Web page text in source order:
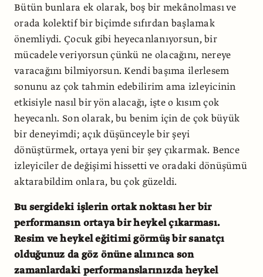
Bütün bunlara ek olarak, boş bir mekânolması ve
orada kolektif bir biçimde sıfırdan başlamak
önemliydi. Çocuk gibi heyecanlanıyorsun, bir
mücadele veriyorsun çünkü ne olacağını, nereye
varacağını bilmiyorsun. Kendi başıma ilerlesem
sonunu az çok tahmin edebilirim ama izleyicinin
etkisiyle nasıl bir yön alacağı, işte o kısım çok
heyecanlı. Son olarak, bu benim için de çok büyük
bir deneyimdi; açık düşünceyle bir şeyi
dönüştürmek, ortaya yeni bir şey çıkarmak. Bence
izleyiciler de değişimi hissetti ve oradaki dönüşümü
aktarabildim onlara, bu çok güzeldi.
Bu sergideki işlerin ortak noktası her bir
performansın ortaya bir heykel çıkarması.
Resim ve heykel eğitimi görmüş bir sanatçı
olduğunuz da göz önüne alınınca son
zamanlardaki performanslarınızda heykel